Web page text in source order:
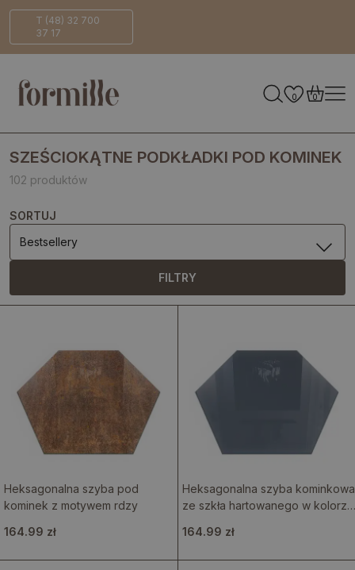
T (48) 32 700
37 17
Bezpieczna
dostawa
ECO-
0 0
SZEŚCIOKĄTNE PODKŁADKI POD KOMINEK
102 produktów
SORTUJ
Bestsellery
FILTRY
Heksagonalna szyba pod
kominek z motywem rdzy
164.99 zł
Heksagonalna szyba kominkowa
ze szkła hartowanego w kolorze
164.99 zł